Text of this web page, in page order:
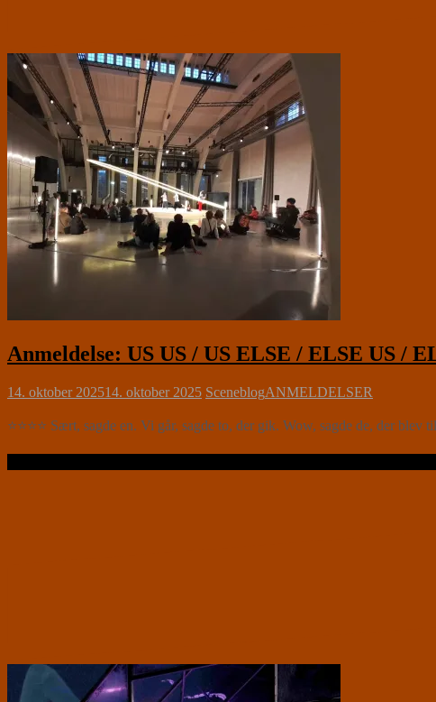
Anmeldelse: US US / US ELSE / ELSE US /
14. oktober 202514. oktober 2025 SceneblogANMELDELSER
⭐⭐⭐⭐ Sært, sagde en. Vi går, sagde to, der gik. Wow, sagde de, der